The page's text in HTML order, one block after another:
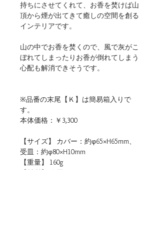
持ちにさせてくれて、お香を焚けば山
頂から煙が出てきて癒しの空間を創る
インテリアです。
山の中でお香を焚くので、風で灰がこ
ぼれてしまったりお香が倒れてしまう
心配も解消できそうです。
※品番の末尾【Ｋ】は簡易箱入りで
す。
本体価格：￥3,300
【サイズ】 カバー：約φ65×H65mm、
受皿：約φ80×H10mm
【重量】 160g
【材質】 陶器